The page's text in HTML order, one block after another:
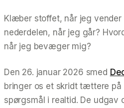
Klæber stoffet, når jeg vender
nederdelen, når jeg går?
når jeg bevæger mig?
Den 26. januar 2026 smed
bringer os et skridt tættere på
spørgsmål i realtid. De udgav